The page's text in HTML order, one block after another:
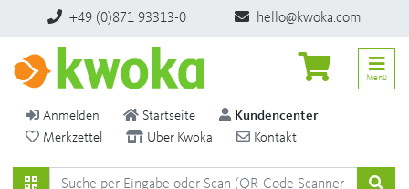
+49 (0)871 93313-0 hello@kwoka.com
Anmelden Startseite
Kundencenter
Merkzettel
Über Kwoka Kontakt
Menü